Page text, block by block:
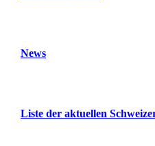
News
Liste der aktuellen